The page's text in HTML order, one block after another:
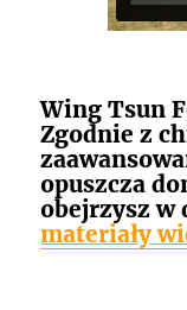
Wing Tsun
Zgodnie z
opuszcza
obejrzysz w
materiały